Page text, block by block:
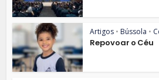
Artigos • Bússola •
Repovoar o Céu